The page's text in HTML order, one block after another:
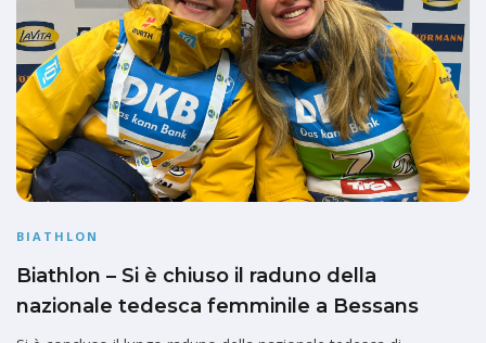
BIATHLON
Biathlon – Si è chiuso il raduno della
nazionale tedesca femminile a Bessans